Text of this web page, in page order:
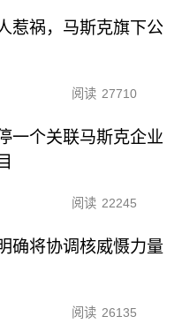
惹祸，马斯克旗下公
阅读 27710
一个关联马斯克企业
阅读 22245
确将协调核威慑力量
阅读 26135